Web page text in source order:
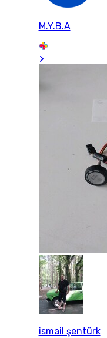
M.Y.B.A
ismail şentürk